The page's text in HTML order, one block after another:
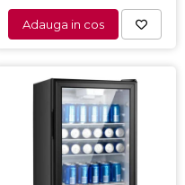
Adauga in cos